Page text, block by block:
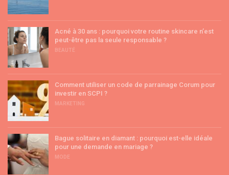
Acné à 30 ans : pourquoi votre routine skincare n’est
peut-être pas la seule responsable ?
BEAUTÉ
Comment utiliser un code de parrainage Corum pour
investir en SCPI ?
MARKETING
Bague solitaire en diamant : pourquoi est-elle idéale
pour une demande en mariage ?
MODE